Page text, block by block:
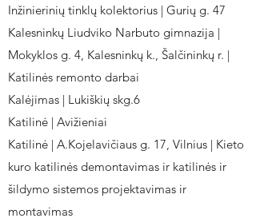
Inžinierinių tinklų kolektorius | Gurių g. 47
Kalesninkų Liudviko Narbuto gimnazija |
Mokyklos g. 4, Kalesninkų k., Šalčininkų r. |
Katilinės remonto darbai
Kalėjimas | Lukiškių skg.6
Katilinė | Avižieniai
Katilinė | A.Kojelavičiaus g. 17, Vilnius | Kieto
kuro katilinės demontavimas ir katilinės ir
šildymo sistemos projektavimas ir
montavimas